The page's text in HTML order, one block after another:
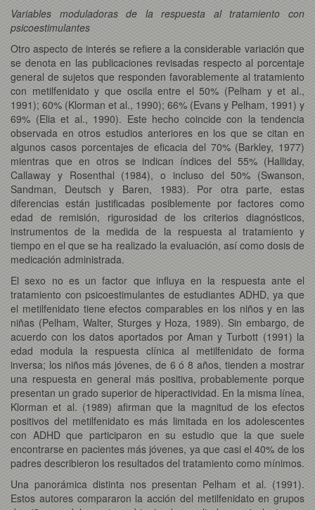
Variables moduladoras de la respuesta al tratamiento con
psicoestimulantes
Otro aspecto de interés se refiere a la considerable variación que
se denota en las publicaciones revisadas respecto al porcentaje
general de sujetos que responden favorablemente al tratamiento
con metilfenidato y que oscila entre el 50% (Pelham y et al.,
1991); 60% (Klorman et al., 1990); 66% (Evans y Pelham, 1991) y
69% (Elia et al., 1990). Este hecho coincide con la tendencia
observada en otros estudios anteriores en los que se citan en
algunos casos porcentajes de eficacia del 70% (Barkley, 1977)
mientras que en otros se indican índices del 55% (Halliday,
Callaway y Rosenthal (1984), o incluso del 50% (Swanson,
Sandman, Deutsch y Baren, 1983). Por otra parte, estas
diferencias están justificadas posiblemente por factores como
edad de remisión, rigurosidad de los criterios diagnósticos,
instrumentos de la medida de la respuesta al tratamiento y
tiempo en el que se ha realizado la evaluación, así como dosis de
medicación administrada.
El sexo no es un factor que influya en la respuesta ante el
tratamiento con psicoestimulantes de estudiantes ADHD, ya que
el metilfenidato tiene efectos comparables en los niños y en las
niñas (Pelham, Walter, Sturges y Hoza, 1989). Sin embargo, de
acuerdo con los datos aportados por Aman y Turbott (1991) la
edad modula la respuesta clínica al metilfenidato de forma
inversa; los niños más jóvenes, de 6 ó 8 años, tienden a mostrar
una respuesta en general más positiva, probablemente porque
presentan un grado superior de hiperactividad. En la misma línea,
Klorman et al. (1989) afirman que la magnitud de los efectos
positivos del metilfenidato es más limitada en los adolescentes
con ADHD que participaron en su estudio que la que suele
encontrarse en pacientes más jóvenes, ya que casi el 40% de los
padres describieron los resultados del tratamiento como mínimos.
Una panorámica distinta nos presentan Pelham et al. (1991).
Estos autores compararon la acción del metilfenidato en grupos